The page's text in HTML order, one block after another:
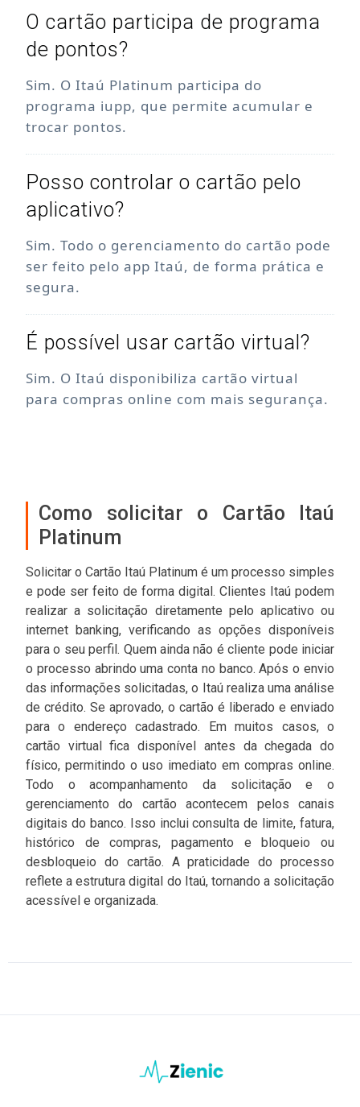
O cartão participa de programa
de pontos?
Sim. O Itaú Platinum participa do
programa iupp, que permite acumular e
trocar pontos.
Posso controlar o cartão pelo
aplicativo?
Sim. Todo o gerenciamento do cartão pode
ser feito pelo app Itaú, de forma prática e
segura.
É possível usar cartão virtual?
Sim. O Itaú disponibiliza cartão virtual
para compras online com mais segurança.
Como solicitar o Cartão Itaú
Platinum
Solicitar o Cartão Itaú Platinum é um processo simples
e pode ser feito de forma digital. Clientes Itaú podem
realizar a solicitação diretamente pelo aplicativo ou
internet banking, verificando as opções disponíveis
para o seu perfil. Quem ainda não é cliente pode iniciar
o processo abrindo uma conta no banco. Após o envio
das informações solicitadas, o Itaú realiza uma análise
de crédito. Se aprovado, o cartão é liberado e enviado
para o endereço cadastrado. Em muitos casos, o
cartão virtual fica disponível antes da chegada do
físico, permitindo o uso imediato em compras online.
Todo o acompanhamento da solicitação e o
gerenciamento do cartão acontecem pelos canais
digitais do banco. Isso inclui consulta de limite, fatura,
histórico de compras, pagamento e bloqueio ou
desbloqueio do cartão. A praticidade do processo
reflete a estrutura digital do Itaú, tornando a solicitação
acessível e organizada.